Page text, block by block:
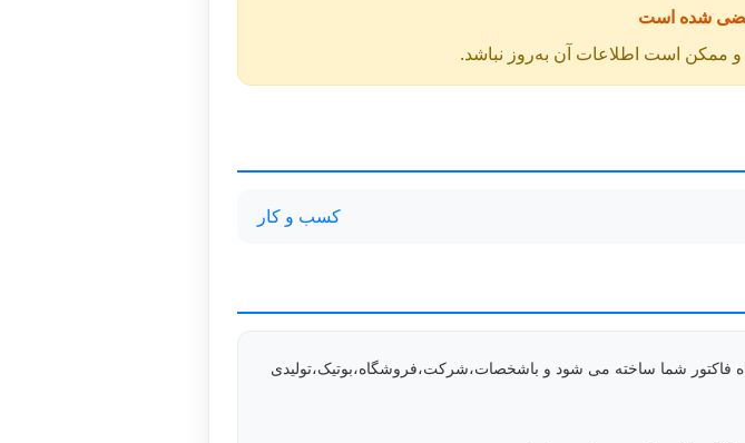
شده است
کسب و کار
فاکتور شما ساخته می شود و باشخصات،شرکت‌،فروشگاه،بوتیک،تولیدی